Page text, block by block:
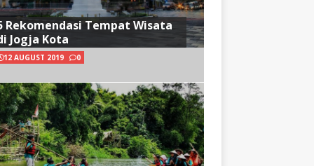
Rekomendasi Tempat Wisata
Jogja Kota
12 AUGUST 2019 0